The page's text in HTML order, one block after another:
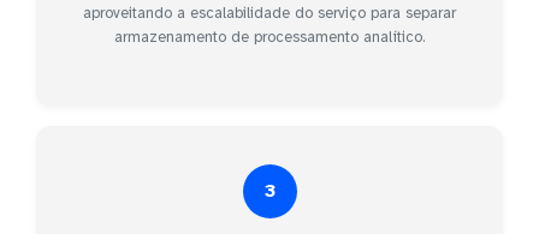
aproveitando a escalabilidade do serviço para separar
armazenamento de processamento analítico.
3